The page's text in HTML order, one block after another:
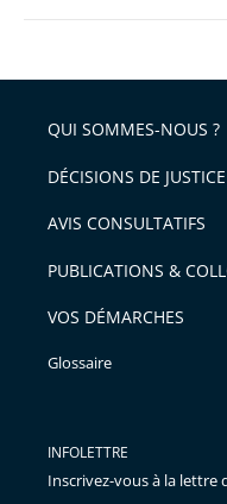
a
appliqué
QUI SOMMES-NOUS ?
DÉCISIONS DE JUSTICE
AVIS CONSULTATIFS
PUBLICATIONS &
VOS DÉMARCHES
Glossaire
INFOLETTRE
Inscrivez-vous à la lettre